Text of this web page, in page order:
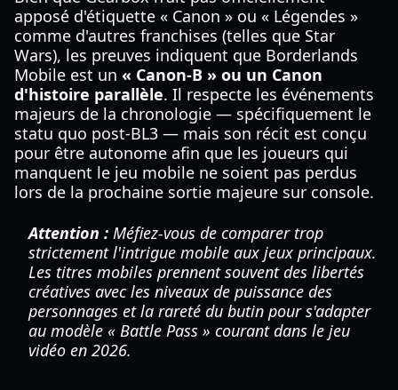
apposé d'étiquette « Canon » ou « Légendes »
comme d'autres franchises (telles que Star
Wars), les preuves indiquent que Borderlands
Mobile est un « Canon-B » ou un Canon
d'histoire parallèle. Il respecte les événements
majeurs de la chronologie — spécifiquement le
statu quo post-BL3 — mais son récit est conçu
pour être autonome afin que les joueurs qui
manquent le jeu mobile ne soient pas perdus
lors de la prochaine sortie majeure sur console.
Attention : Méfiez-vous de comparer trop
strictement l'intrigue mobile aux jeux principaux.
Les titres mobiles prennent souvent des libertés
créatives avec les niveaux de puissance des
personnages et la rareté du butin pour s'adapter
au modèle « Battle Pass » courant dans le jeu
vidéo en 2026.